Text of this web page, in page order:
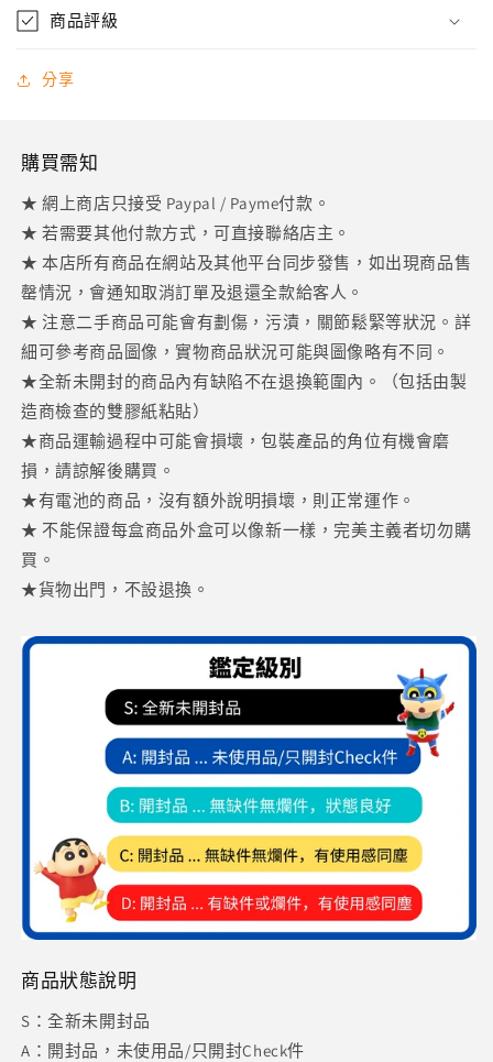
第
期
限
特
典
全
6
種
數
量
減
少
特
典
全
6
種
數
量
增
加
商品評級
分享
購買需知
★ 網上商店只接受 Paypal / Payme付款。
★ 若需要其他付款方式，可直接聯絡店主。
★ 本店所有商品在網站及其他平台同步發售，如出現商品售
罄情況，會通知取消訂單及退還全款給客人。
★ 注意二手商品可能會有劃傷，污漬，關節鬆緊等狀況。詳
細可參考商品圖像，實物商品狀況可能與圖像略有不同。
★全新未開封的商品內有缺陷不在退換範圍內。（包括由製
造商檢查的雙膠紙粘貼）
★商品運輸過程中可能會損壞，包裝產品的角位有機會磨
損，請諒解後購買。
★有電池的商品，沒有額外說明損壞，則正常運作。
★ 不能保證每盒商品外盒可以像新一樣，完美主義者切勿購
買。
★貨物出門，不設退換。
商品狀態說明
S：全新未開封品
A：開封品，未使用品/只開封Check件